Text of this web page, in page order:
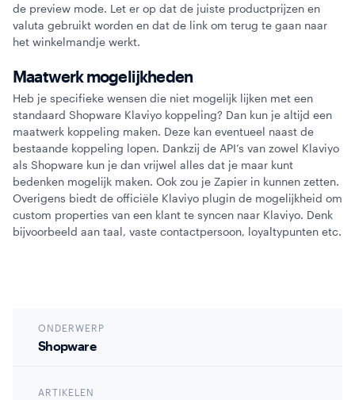
de preview mode. Let er op dat de juiste productprijzen en
valuta gebruikt worden en dat de link om terug te gaan naar
het winkelmandje werkt.
Maatwerk mogelijkheden
Heb je specifieke wensen die niet mogelijk lijken met een
standaard Shopware Klaviyo koppeling? Dan kun je altijd een
maatwerk koppeling maken. Deze kan eventueel naast de
bestaande koppeling lopen. Dankzij de API’s van zowel Klaviyo
als Shopware kun je dan vrijwel alles dat je maar kunt
bedenken mogelijk maken. Ook zou je Zapier in kunnen zetten.
Overigens biedt de officiële Klaviyo plugin de mogelijkheid om
custom properties van een klant te syncen naar Klaviyo. Denk
bijvoorbeeld aan taal, vaste contactpersoon, loyaltypunten etc.
ONDERWERP
Shopware
ARTIKELEN